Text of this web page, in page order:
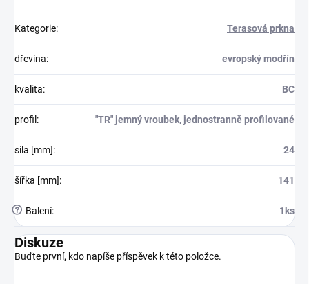
Kategorie: Terasová prkna
dřevina: evropský modřín
kvalita: BC
profil : "TR" jemný vroubek, jednostranně profilované
síla [mm]: 24
šířka [mm]: 141
? Balení: 1ks
Diskuze
Buďte první, kdo napíše příspěvek k této položce.